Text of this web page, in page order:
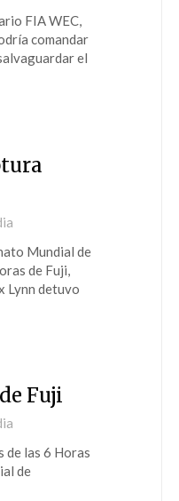
FIA WEC,
comandar
el
Mundial de
de Fuji,
Lynn detuvo
Fuji
de las 6 Horas
de